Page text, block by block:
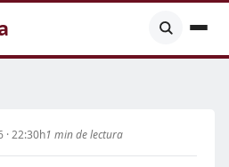
· 22:30h1 min de lectura